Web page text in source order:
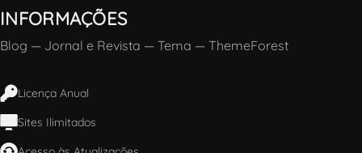
INFORMAÇÕES
Blog — Jornal e Revista — Tema — ThemeForest
Licença Anual
Sites Ilimitados